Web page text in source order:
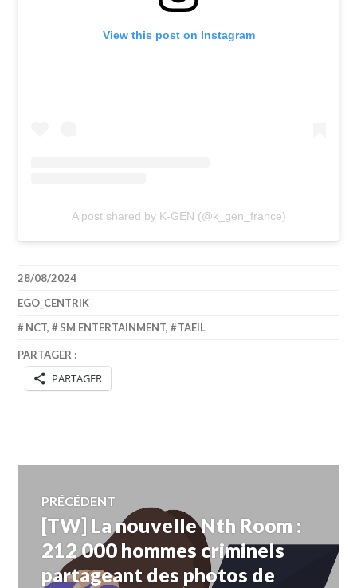
View this post on Instagram
A post shared by K-GEN (@k_gen_france)
28/08/2024
EGO_CENTRIK
NCT, SM ENTERTAINMENT, TAEIL
PARTAGER :
PARTAGER
Navigation
de
PRÉCÉDENT
Article
précédent :
[TW] La nouvelle Nth Room :
212 000 hommes criminels
partageant des photos de